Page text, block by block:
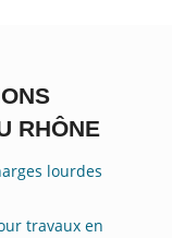
RHÔNE
lourdes
travaux en